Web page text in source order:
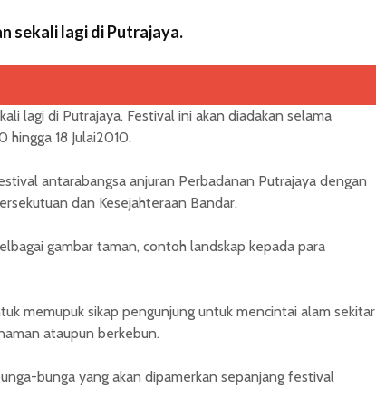
sekali lagi di Putrajaya.
lagi di Putrajaya. Festival ini akan diadakan selama
hingga 18 Julai2010.
antarabangsa anjuran Perbadanan Putrajaya dengan
dan Kesejahteraan Bandar.
gambar taman, contoh landskap kepada para
memupuk sikap pengunjung untuk mencintai alam sekitar
ataupun berkebun.
bunga yang akan dipamerkan sepanjang festival